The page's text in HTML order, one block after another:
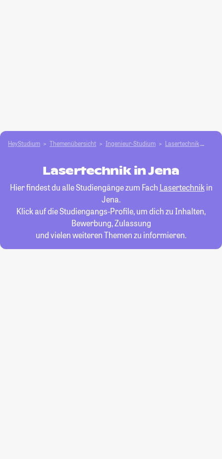
HeyStudium Themenübersicht Ingenieur-Studium Lasertechnik
Lasertechnik in Jena
Hier findest du alle Studiengänge zum Fach Lasertechnikin
Jena.
Klick auf die Studiengangs-Profile, um dich zu Inhalten,
Bewerbung, Zulassung
und vielen weiteren Themen zu informieren.